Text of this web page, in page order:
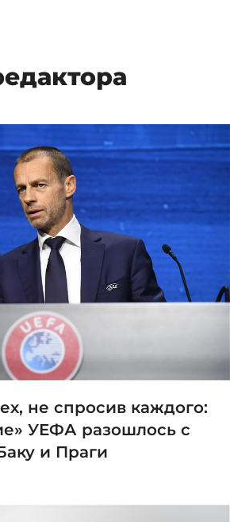
не спросив каждого:
УЕФА разошлось с
и Праги